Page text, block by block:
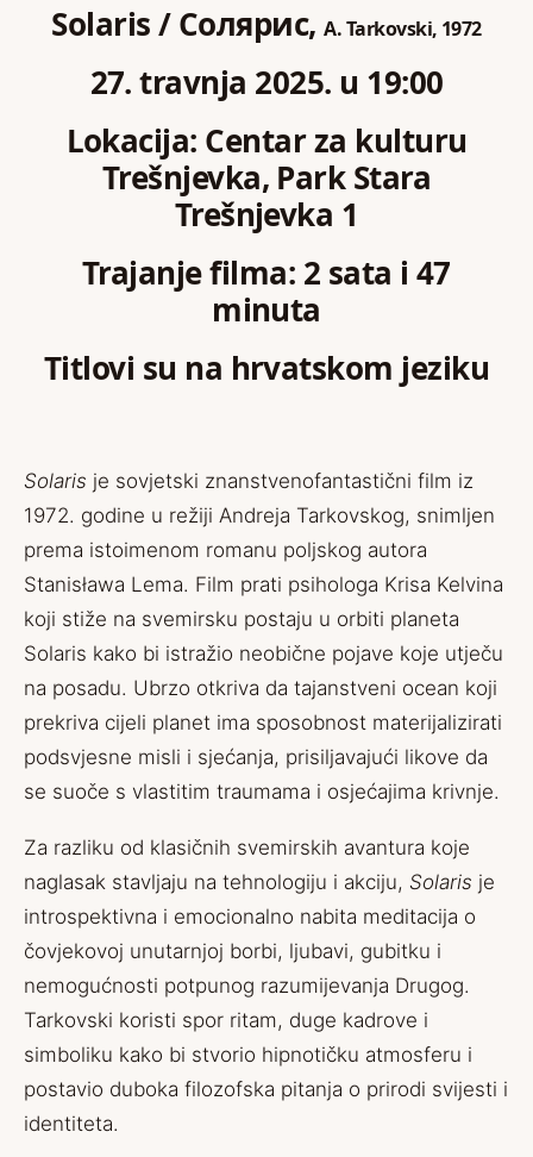
Solaris / Солярис,A. Tarkovski, 1972
27. travnja 2025. u 19:00
Lokacija: Centar za kulturu
Trešnjevka, Park Stara
Trešnjevka 1
Trajanje filma: 2 sata i 47
minuta
Titlovi su na hrvatskom jeziku
Solaris je sovjetski znanstvenofantastični film iz
1972. godine u režiji Andreja Tarkovskog, snimljen
prema istoimenom romanu poljskog autora
Stanisława Lema. Film prati psihologa Krisa Kelvina
koji stiže na svemirsku postaju u orbiti planeta
Solaris kako bi istražio neobične pojave koje utječu
na posadu. Ubrzo otkriva da tajanstveni ocean koji
prekriva cijeli planet ima sposobnost materijalizirati
podsvjesne misli i sjećanja, prisiljavajući likove da
se suoče s vlastitim traumama i osjećajima krivnje.
Za razliku od klasičnih svemirskih avantura koje
naglasak stavljaju na tehnologiju i akciju, Solaris je
introspektivna i emocionalno nabita meditacija o
čovjekovoj unutarnjoj borbi, ljubavi, gubitku i
nemogućnosti potpunog razumijevanja Drugog.
Tarkovski koristi spor ritam, duge kadrove i
simboliku kako bi stvorio hipnotičku atmosferu i
postavio duboka filozofska pitanja o prirodi svijesti i
identiteta.